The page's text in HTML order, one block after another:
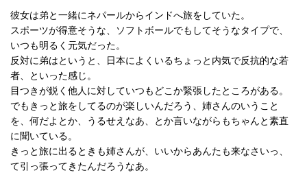
彼女は弟と一緒にネパールからインドへ旅をしていた。
スポーツが得意そうな、ソフトボールでもしてそうなタイプで、
いつも明るく元気だった。
反対に弟はというと、日本によくいるちょっと内気で反抗的な若
者、といった感じ。
目つきが鋭く他人に対していつもどこか緊張したところがある。
でもきっと旅をしてるのが楽しいんだろう、姉さんのいうこと
を、何だよとか、うるせえなあ、とか言いながらもちゃんと素直
に聞いている。
きっと旅に出るときも姉さんが、いいからあんたも来なさいっ、
て引っ張ってきたんだろうなあ。